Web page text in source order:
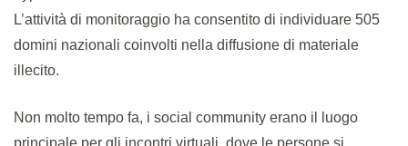
L’attività di monitoraggio ha consentito di individuare 505
domini nazionali coinvolti nella diffusione di materiale
illecito.
Non molto tempo fa, i social community erano il luogo
principale per gli incontri virtuali, dove le persone si